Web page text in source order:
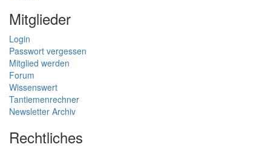
Mitglieder
Login
Passwort vergessen
Mitglied werden
Forum
Wissenswert
Tantiemenrechner
Newsletter Archiv
Rechtliches